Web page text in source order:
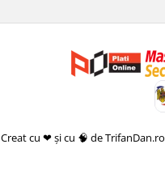
Creat cu ❤ și cu 🧠 de TrifanDan.ro